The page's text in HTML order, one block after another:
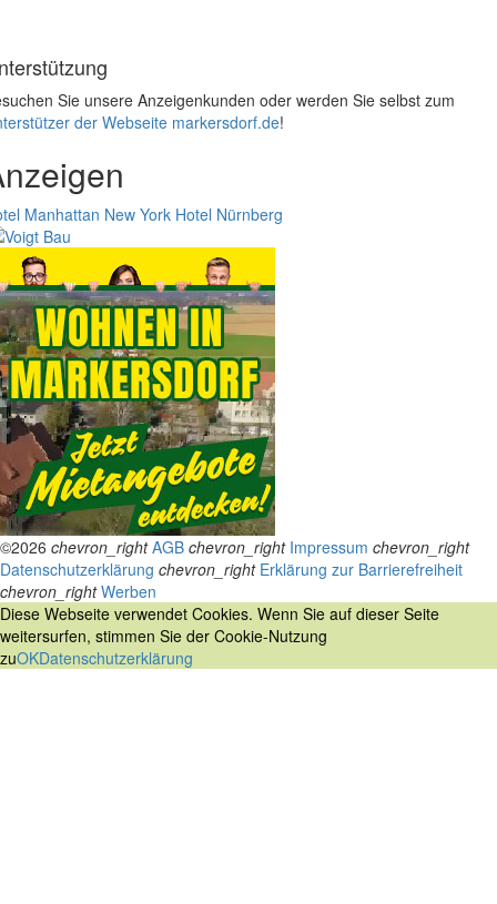
Sie unsere Anzeigenkunden oder werden Sie selbst zum
der Webseite markersdorf.de!
Manhattan New York Hotel Nürnberg
©2026 chevron_right AGB chevron_right Impressum chevron_right
Datenschutzerklärung chevron_right Erklärung zur Barrierefreiheit
chevron_right Werben
Diese Webseite verwendet Cookies. Wenn Sie auf dieser Seite
weitersurfen, stimmen Sie der Cookie-Nutzung
zuOKDatenschutzerklärung